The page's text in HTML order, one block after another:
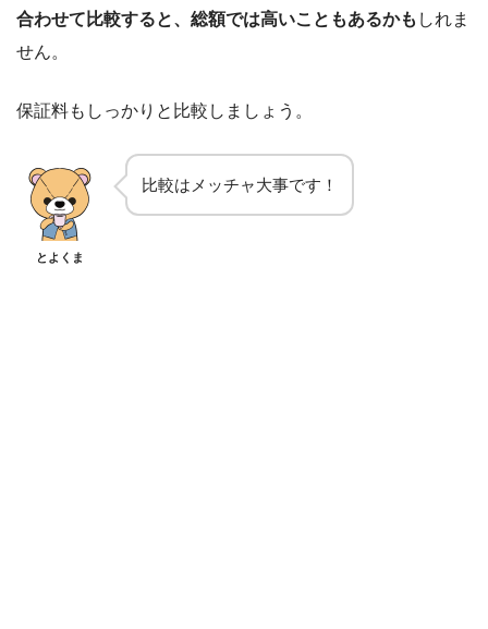
合わせて比較すると、総額では高いこともあるかも しれま
せん。
保証料もしっかりと比較しましょう。
とよくま
比較はメッチャ大事です！